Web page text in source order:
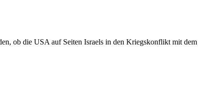
ob die USA auf Seiten Israels in den Kriegskonflikt mit